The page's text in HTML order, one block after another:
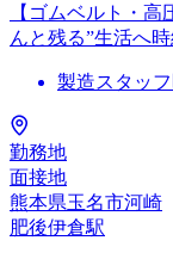
【ゴムベルト・
んと残る”生活へ
製造スタッフ
勤務地
面接地
熊本県玉名市河崎
肥後伊倉駅